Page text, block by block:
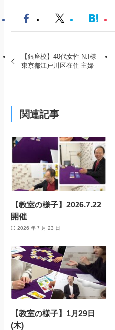
【銀座校】40代女性 N.I様
東京都江戸川区在住 主婦
関連記事
【教室の様子】2026.7.22
開催
2026 年 7 月 23 日
【教室の様子】1月29日
(木)